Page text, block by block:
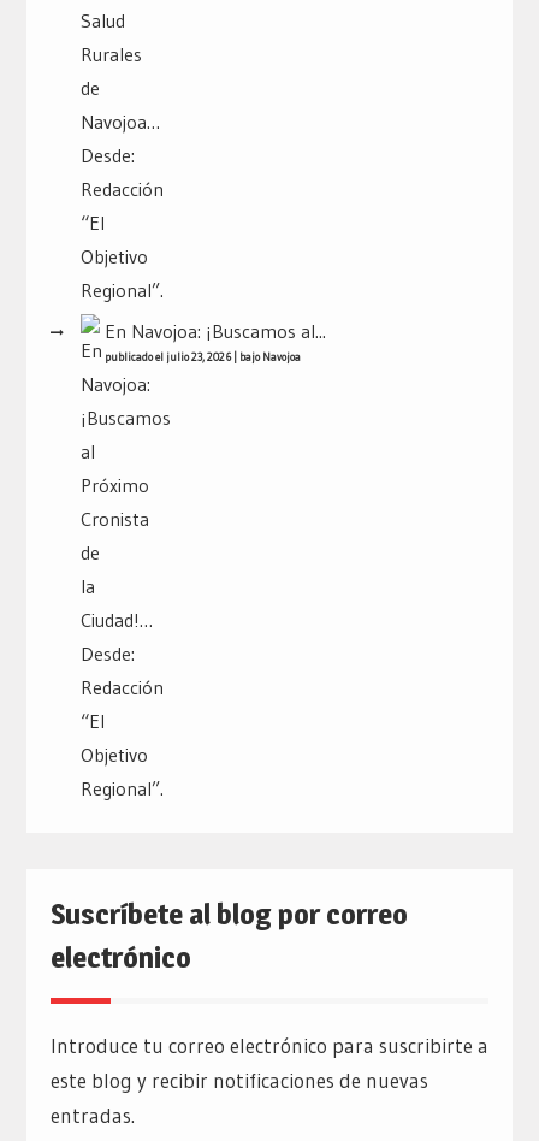
En Navojoa: ¡Buscamos al...
publicado el julio 23, 2026| bajoNavojoa
Suscríbete al blog por correo
electrónico
Introduce tu correo electrónico para suscribirte a
este blog y recibir notificaciones de nuevas
entradas.